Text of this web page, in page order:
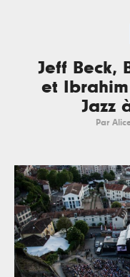
Jeff Beck,
et
Jazz
Par